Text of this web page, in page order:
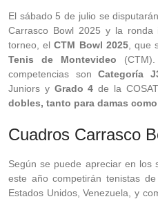
El sábado 5 de julio se
Carrasco Bowl 2025 y la
torneo, elCTM Bowl 2025, que
Tenis de Montevideo
competencias son Categoría
Juniors y Grado 4 de la
dobles, tanto para damas
Cuadros Carrasco
Según se puede apreciar en los
este año competirán tenistas de
Estados Unidos, Venezuela, y